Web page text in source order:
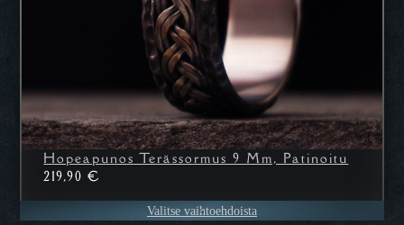
Hopeapunos Terässormus 9 Mm, Patinoitu
219,90 €
Valitse vaihtoehdoista